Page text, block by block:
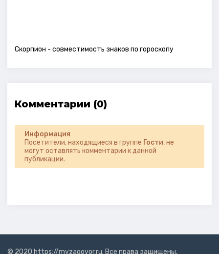
Скорпион - совместимость знаков по гороскопу
Комментарии (0)
Информация
Посетители, находящиеся в группе Гости, не
могут оставлять комментарии к данной
публикации.
© 2020 https://myzagovor.ru. Все права защищены.